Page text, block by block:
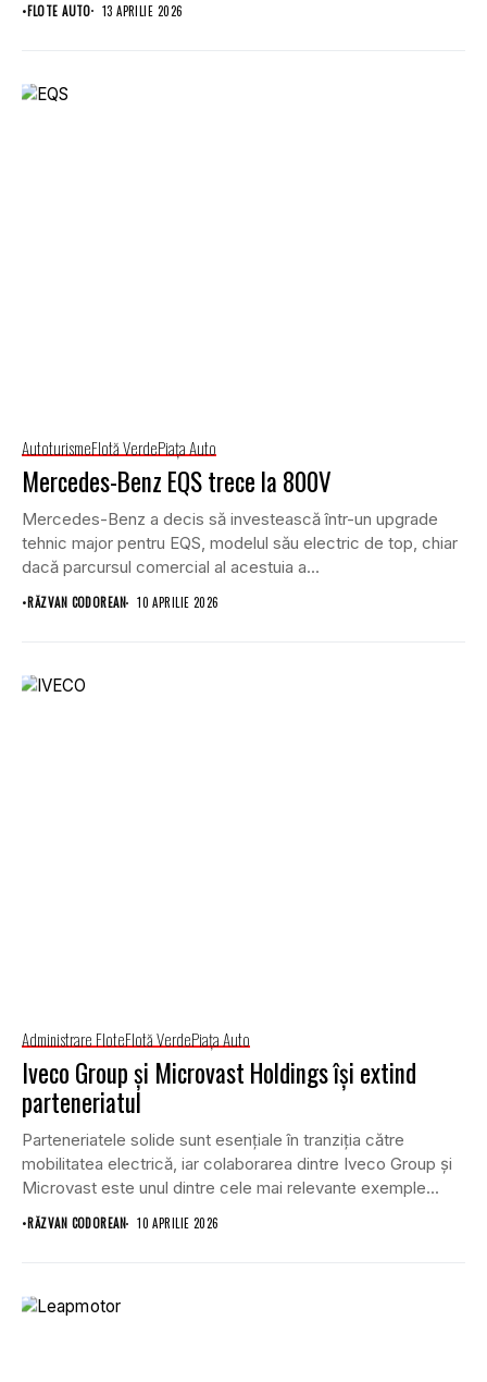
•FLOTE AUTO 13 APRILIE 2026
AutoturismeFlotă VerdePiaţa Auto
Mercedes-Benz EQS trece la 800V
Mercedes-Benz a decis să investească într-un upgrade
tehnic major pentru EQS, modelul său electric de top, chiar
dacă parcursul comercial al acestuia a...
•RĂZVAN CODOREAN 10 APRILIE 2026
Administrare FloteFlotă VerdePiaţa Auto
Iveco Group și Microvast Holdings își extind
parteneriatul
Parteneriatele solide sunt esențiale în tranziția către
mobilitatea electrică, iar colaborarea dintre Iveco Group și
Microvast este unul dintre cele mai relevante exemple...
•RĂZVAN CODOREAN 10 APRILIE 2026